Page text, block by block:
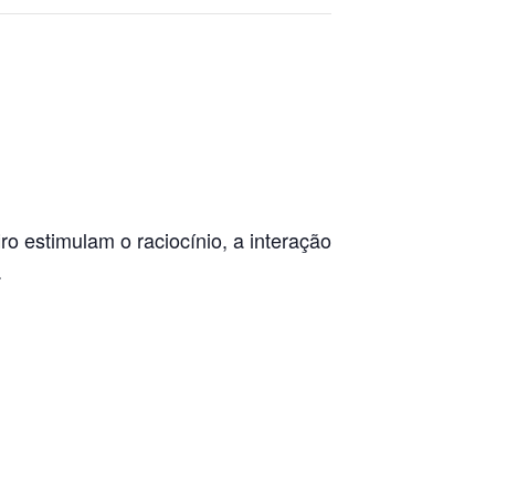
estimulam o raciocínio, a interação